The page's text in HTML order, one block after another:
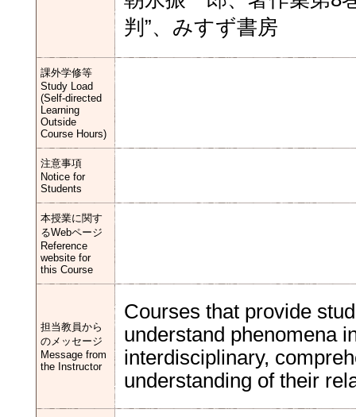
判”、みすず書房
課外学修等
Study Load
(Self-directed
Learning
Outside
Course Hours)
注意事項
Notice for
Students
本授業に関す
るWebページ
Reference
website for
this Course
担当教員から
のメッセージ
Message from
the Instructor
Courses that provide
understand phenomena
interdisciplinary,
understanding of their